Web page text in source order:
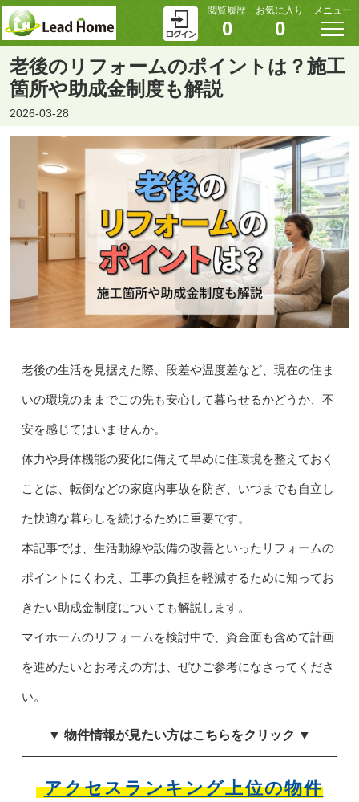
閲覧履歴
0
お気に入り
0
メニュー
老後のリフォームのポイントは？施工
箇所や助成金制度も解説
2026-03-28
老後の生活を見据えた際、段差や温度差など、現在の住ま
いの環境のままでこの先も安心して暮らせるかどうか、不
安を感じてはいませんか。
体力や身体機能の変化に備えて早めに住環境を整えておく
ことは、転倒などの家庭内事故を防ぎ、いつまでも自立し
た快適な暮らしを続けるために重要です。
本記事では、生活動線や設備の改善といったリフォームの
ポイントにくわえ、工事の負担を軽減するために知ってお
きたい助成金制度についても解説します。
マイホームのリフォームを検討中で、資金面も含めて計画
を進めたいとお考えの方は、ぜひご参考になさってくださ
い。
▼ 物件情報が見たい方はこちらをクリック ▼
アクセスランキング上位の物件